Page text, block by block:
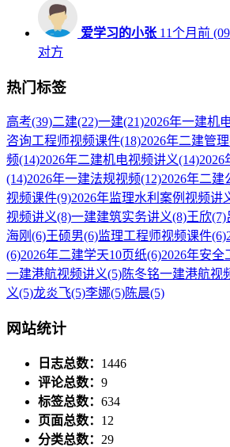
爱学习的小张 11个月前
对方
热门标签
高考(39)二建(22)一建(21)2026年一建机
咨询工程师视频课件(18)2026年二建管
频(14)2026年二建机电视频讲义(14)2026
(14)2026年一建法规视频(12)2026年二建
视频课件(9)2026年监理水利案例视频讲
视频讲义(8)一建建筑实务讲义(8)王欣(7)
海刚 (6)王硕男(6)监理工程师视频课件(6)
(6)2026年二建学天10页纸(6)2026年安全
一建港航视频讲义(5)陈冬铭一建港航视
义(5)龙炎飞(5)李娜(5)陈晨(5)
网站统计
日志总数： 1446
评论总数： 9
标签总数： 634
页面总数： 12
分类总数： 29